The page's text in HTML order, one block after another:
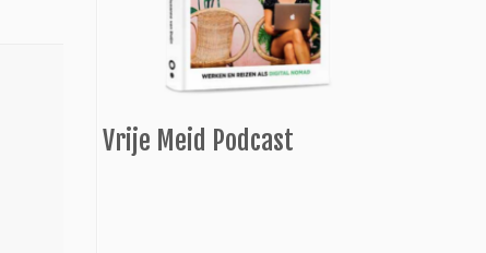
Vrije Meid Podcast